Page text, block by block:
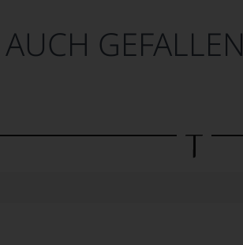
GEFALLEN